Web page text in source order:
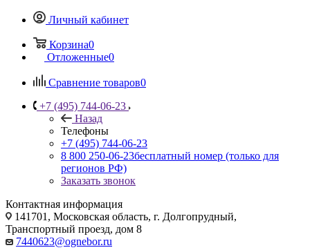
Личный кабинет
Корзина0
Отложенные0
Сравнение товаров0
+7 (495) 744-06-23
Назад
Телефоны
+7 (495) 744-06-23
8 800 250-06-23бесплатный номер (только для
регионов РФ)
Заказать звонок
Контактная информация
141701, Московская область, г. Долгопрудный,
Транспортный проезд, дом 8
7440623@ognebor.ru